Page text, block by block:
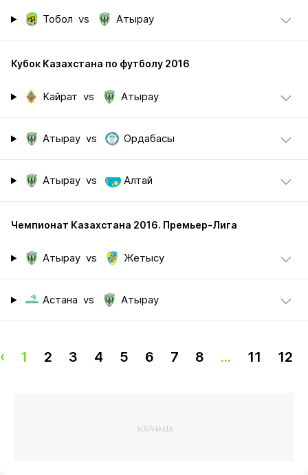
Тобол vs Атырау
Кубок Казахстана по футболу 2016
Кайрат vs Атырау
Атырау vs Ордабасы
Атырау vs Алтай
Чемпионат Казахстана 2016. Премьер-Лига
Атырау vs Жетысу
Астана vs Атырау
‹ 1 2 3 4 5 6 7 8 ... 11 12
ЖАРНАМА